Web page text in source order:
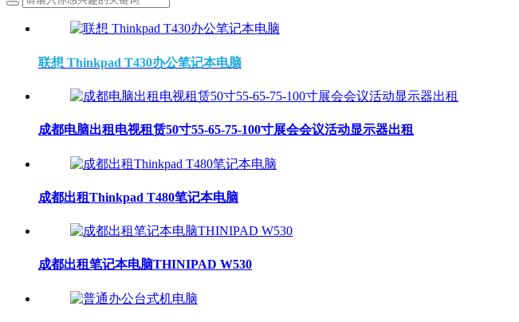
联想 Thinkpad T430办公笔记本电脑
成都电脑出租电视租赁50寸55-65-75-100寸展会会议活动显示器出租
成都出租Thinkpad T480笔记本电脑
成都出租笔记本电脑THINIPAD W530